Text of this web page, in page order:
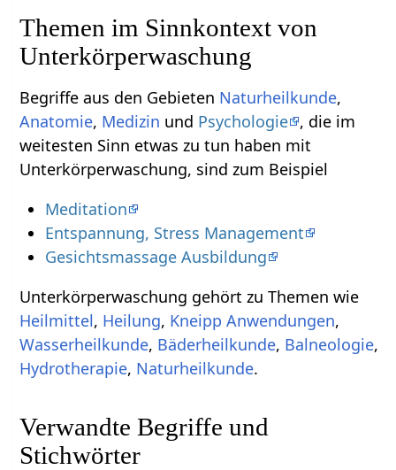
Themen im Sinnkontext von
Unterkörperwaschung
Begriffe aus den Gebieten Naturheilkunde,
Anatomie, Medizin und Psychologie , die im
weitesten Sinn etwas zu tun haben mit
Unterkörperwaschung, sind zum Beispiel
Meditation
Entspannung, Stress Management
Gesichtsmassage Ausbildung
Unterkörperwaschung gehört zu Themen wie
Heilmittel, Heilung, Kneipp Anwendungen,
Wasserheilkunde, Bäderheilkunde, Balneologie,
Hydrotherapie, Naturheilkunde.
Verwandte Begriffe und
Stichwörter